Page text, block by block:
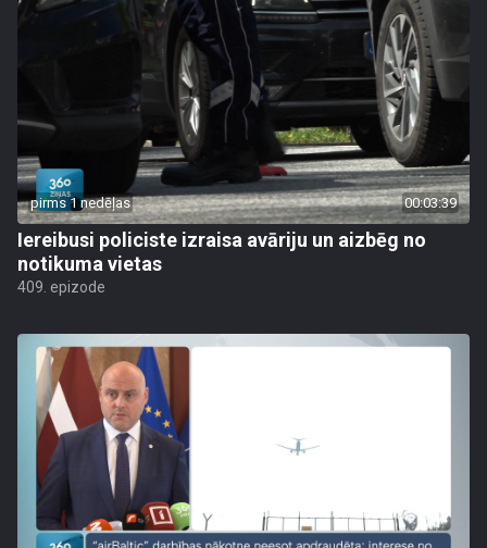
pirms 1 nedēļas 00:03:39
Iereibusi policiste izraisa avāriju un aizbēg no
notikuma vietas
409. epizode